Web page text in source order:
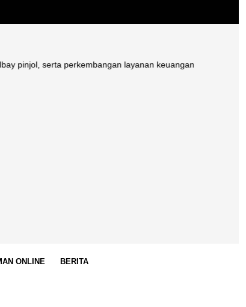
perkembangan layanan keuangan digital di Indonesia.
ONLINE BERITA